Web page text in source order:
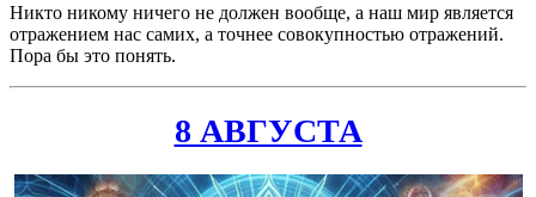
Никто никому ничего не должен вообще, а наш мир является
отражением нас самих, а точнее совокупностью отражений.
Пора бы это понять.
8 АВГУСТА